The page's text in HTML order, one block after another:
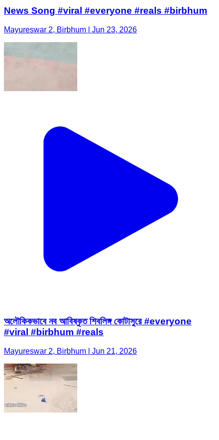
News Song #viral #everyone #reals #birbhum
Mayureswar 2, Birbhum | Jun 23, 2026
অলৌকিকভাবে নব আবিষ্কৃত শিবলিঙ্গ কোটাসুরে #everyone
#viral #birbhum #reals
Mayureswar 2, Birbhum | Jun 21, 2026